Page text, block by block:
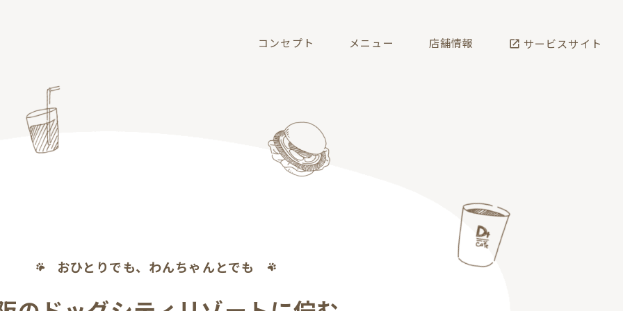
コンセプト メニュー 店舗情報 サービスサイト
おひとりでも、わんちゃんとでも